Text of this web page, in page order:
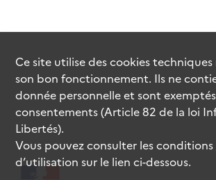
Ce site utilise descookiestechniques
son bon fonctionnement. Ils ne
donnée personnelle et sont
consentements (Article 82 de la loi
Libertés).
Vous pouvez consulter les conditions
d’utilisation sur le lien ci-dessous.